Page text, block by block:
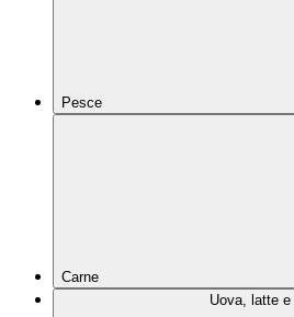
Pesce
Carne
Uova, latte e